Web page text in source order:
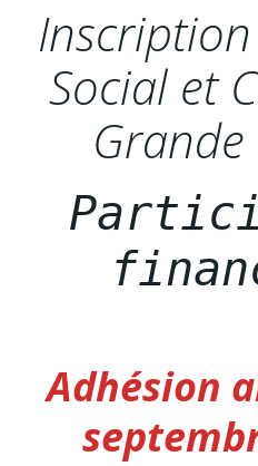
Social et
Adhésion